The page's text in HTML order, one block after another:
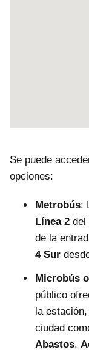
Se puede
opciones:
Metrobús:
Línea 2 del
de la
4 Sur
Microbús
público
la
ciudad
Abastos,